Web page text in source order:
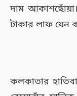
দাম
টাকার লাফ যেন
কলকাতার